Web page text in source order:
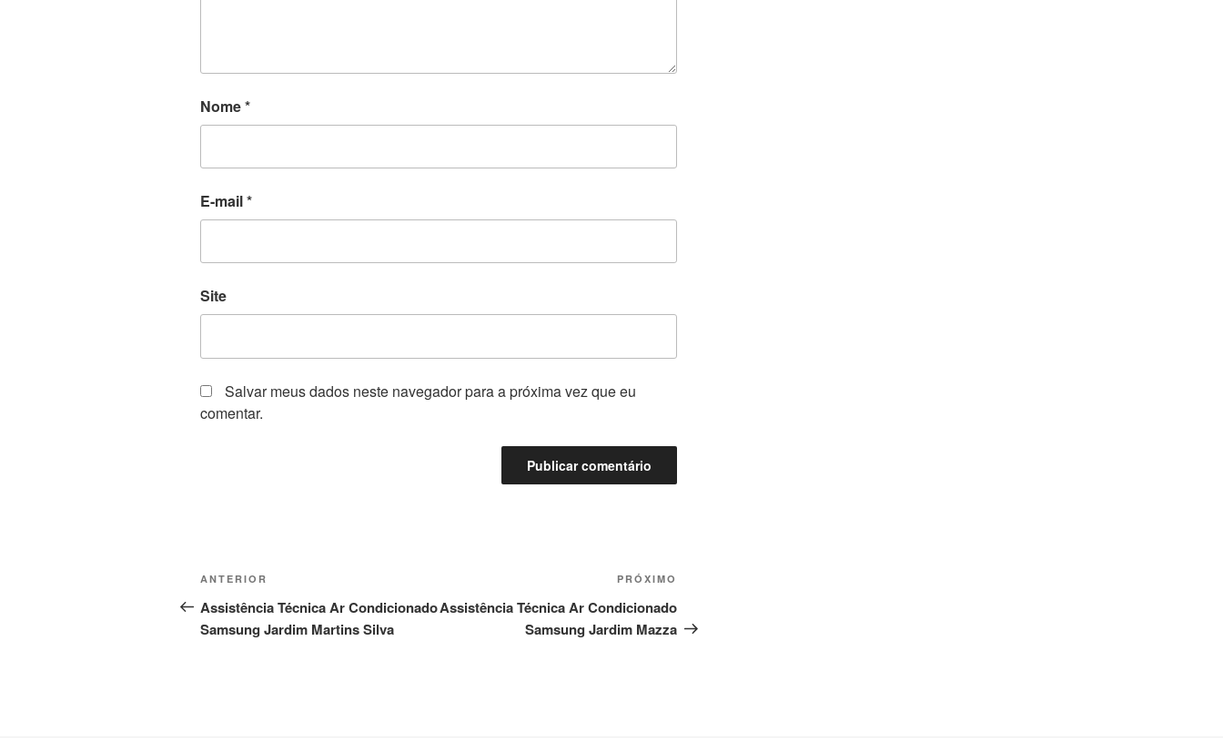
Nome*
E-mail*
Site
Salvar meus dados neste navegador para a próxima vez que eu
comentar.
Navegação
de
Post
Post
anterior
ANTERIOR
Assistência Técnica Ar Condicionado
Samsung Jardim Martins Silva
post
PRÓXIMO
Assistência Técnica Ar Condicionado
Samsung Jardim Mazza